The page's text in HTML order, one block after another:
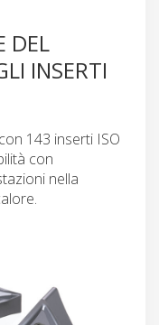
DEL
INSERTI
143 inserti ISO
con
nella